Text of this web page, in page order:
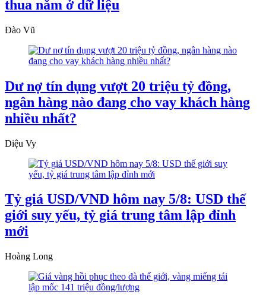
thua nằm ở dữ liệu
Đào Vũ
Dư nợ tín dụng vượt 20 triệu tỷ đồng,
ngân hàng nào đang cho vay khách hàng
nhiều nhất?
Diệu Vy
Tỷ giá USD/VND hôm nay 5/8: USD thế
giới suy yếu, tỷ giá trung tâm lập đỉnh
mới
Hoàng Long